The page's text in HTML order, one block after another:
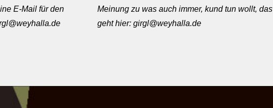
E-Mail für den
Meinung zu was auch immer, kund tun wollt, das
geht hier: girgl@weyhalla.de